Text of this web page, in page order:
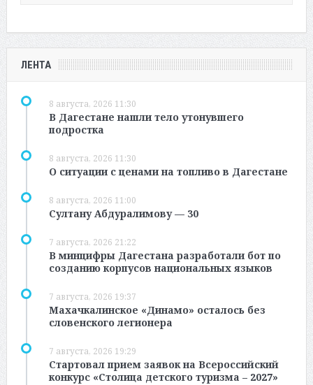
ЛЕНТА
8 августа, 2026 11:30
В Дагестане нашли тело утонувшего
подростка
8 августа, 2026 11:30
О ситуации с ценами на топливо в Дагестане
8 августа, 2026 11:00
Султану Абдуралимову — 30
7 августа, 2026 21:22
В минцифры Дагестана разработали бот по
созданию корпусов национальных языков
7 августа, 2026 19:37
Махачкалинское «Динамо» осталось без
словенского легионера
7 августа, 2026 19:29
Стартовал прием заявок на Всероссийский
конкурс «Столица детского туризма – 2027»